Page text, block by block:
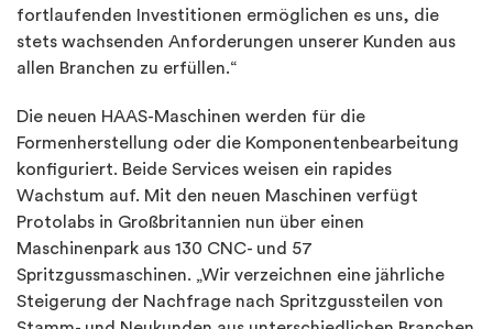
fortlaufenden Investitionen ermöglichen es uns, die
stets wachsenden Anforderungen unserer Kunden aus
allen Branchen zu erfüllen.“
Die neuen HAAS-Maschinen werden für die
Formenherstellung oder die Komponentenbearbeitung
konfiguriert. Beide Services weisen ein rapides
Wachstum auf. Mit den neuen Maschinen verfügt
Protolabs in Großbritannien nun über einen
Maschinenpark aus 130 CNC- und 57
Spritzgussmaschinen. „Wir verzeichnen eine jährliche
Steigerung der Nachfrage nach Spritzgussteilen von